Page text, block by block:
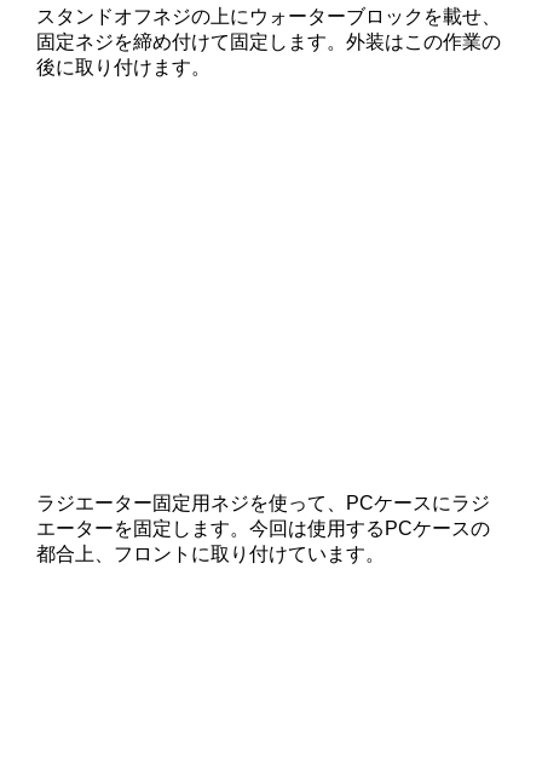
スタンドオフネジの上にウォーターブロックを載せ、
固定ネジを締め付けて固定します。外装はこの作業の
後に取り付けます。
ラジエーター固定用ネジを使って、PCケースにラジ
エーターを固定します。今回は使用するPCケースの
都合上、フロントに取り付けています。